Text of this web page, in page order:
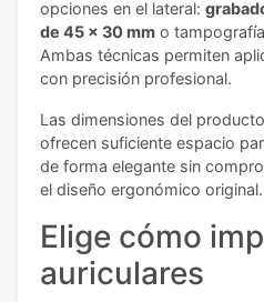
opciones en el lateral:
de 45 x 30 mm o
Ambas técnicas permiten
con precisión profesional.
Las dimensiones del
ofrecen suficiente espacio
de forma elegante sin
el diseño ergonómico original.
Elige cómo
auriculares